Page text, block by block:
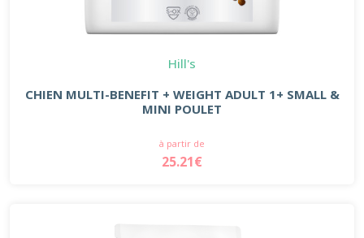
Hill's
CHIEN MULTI-BENEFIT + WEIGHT ADULT 1+ SMALL &
MINI POULET
à partir de
25.21€